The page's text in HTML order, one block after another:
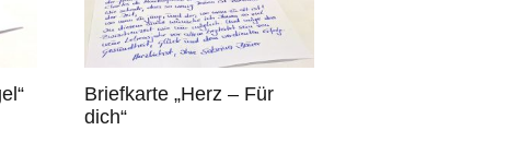
Briefkarte „Herz – Für
dich“